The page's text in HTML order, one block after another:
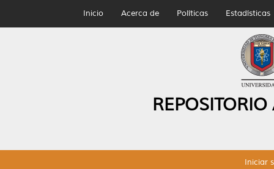
Inicio Acerca de Políticas Estadísticas
Iniciar